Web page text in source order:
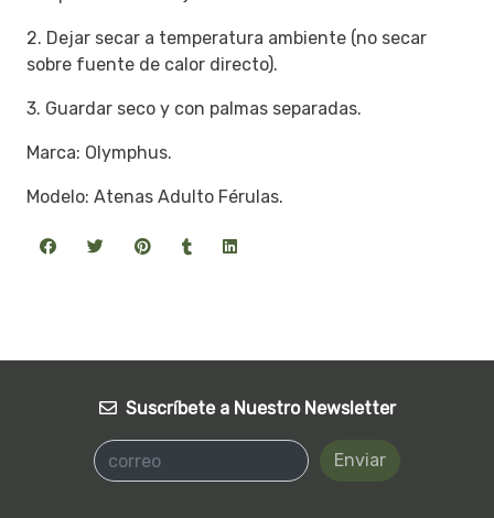
2. Dejar secar a temperatura ambiente (no secar
sobre fuente de calor directo).
3. Guardar seco y con palmas separadas.
Marca: Olymphus.
Modelo: Atenas Adulto Férulas.
Suscríbete a Nuestro Newsletter
Enviar